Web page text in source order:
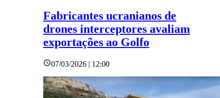
Fabricantes ucranianos de
drones interceptores avaliam
exportações ao Golfo
07/03/2026 | 12:00